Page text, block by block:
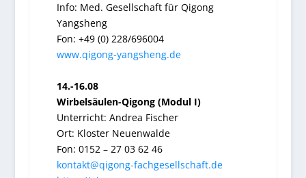
Info: Med. Gesellschaft für Qigong
Yangsheng
Fon: +49 (0) 228/696004
www.qigong-yangsheng.de
14.-16.08
Wirbelsäulen-Qigong (Modul I)
Unterricht: Andrea Fischer
Ort: Kloster Neuenwalde
Fon: 0152 – 27 03 62 46
kontakt@qigong-fachgesellschaft.de